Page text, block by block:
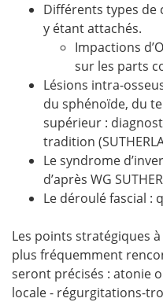
Différents types de
y étant attachés.
Impactions
sur les parts
Lésions intra-
du sphénoïde, du
supérieur :
tradition
Le syndrome
d’après WG
Le déroulé fascial :
Les points stratégiques
plus fréquemment
seront précisés : atonie
locale - régurgitations-